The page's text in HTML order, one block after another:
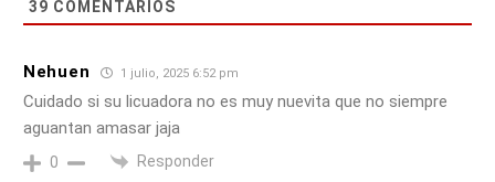
39 COMENTARIOS
Nehuen 1 julio, 2025 6:52 pm
Cuidado si su licuadora no es muy nuevita que no siempre
aguantan amasar jaja
0 Responder